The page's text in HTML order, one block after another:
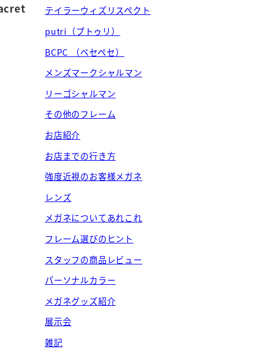
テイラーウィズリスペクト
putri（プトゥリ）
BCPC （ベセペセ）
メンズマークシャルマン
リーゴシャルマン
その他のフレーム
お店紹介
お店までの行き方
強度近視のお客様メガネ
レンズ
メガネについてあれこれ
フレーム選びのヒント
スタッフの商品レビュー
パーソナルカラー
メガネグッズ紹介
展示会
雑記